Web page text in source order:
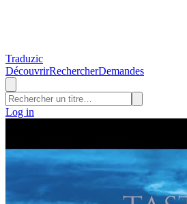
Traduzic
DécouvrirRechercherDemandes
Log in